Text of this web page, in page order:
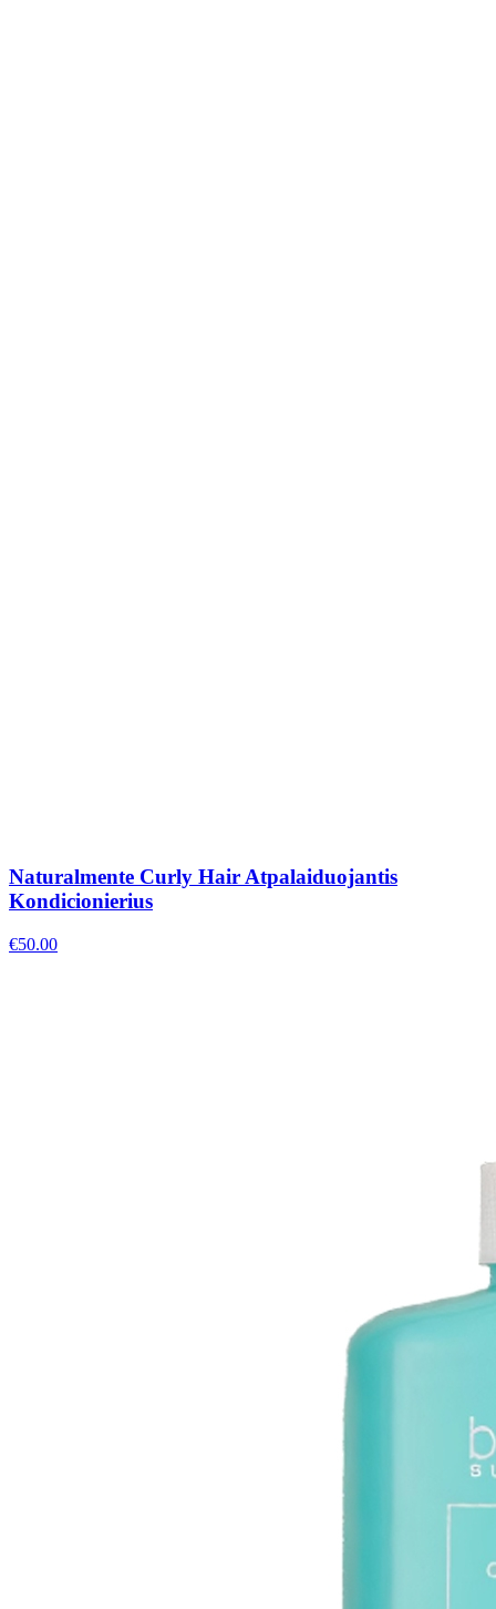
Naturalmente Curly Hair Atpalaiduojantis
Kondicionierius
€50.00